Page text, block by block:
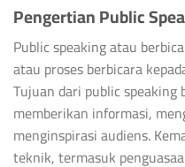
Pengertian Public
Public speaking atau
atau proses berbicara
Tujuan dari public speaking
memberikan informasi,
menginspirasi audiens.
teknik, termasuk